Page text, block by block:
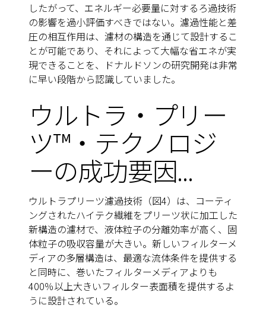
したがって、エネルギー必要量に対するろ過技術
の影響を過小評価すべきではない。濾過性能と差
圧の相互作用は、濾材の構造を通じて設計するこ
とが可能であり、それによって大幅な省エネが実
現できることを、ドナルドソンの研究開発は非常
に早い段階から認識していました。
ウルトラ・プリー
ツ™・テクノロジ
ーの成功要因...
ウルトラプリーツ濾過技術（図4）は、コーティ
ングされたハイテク繊維をプリーツ状に加工した
新構造の濾材で、液体粒子の分離効率が高く、固
体粒子の吸収容量が大きい。新しいフィルターメ
ディアの多層構造は、最適な流体条件を提供する
と同時に、巻いたフィルターメディアよりも
400％以上大きいフィルター表面積を提供するよ
うに設計されている。